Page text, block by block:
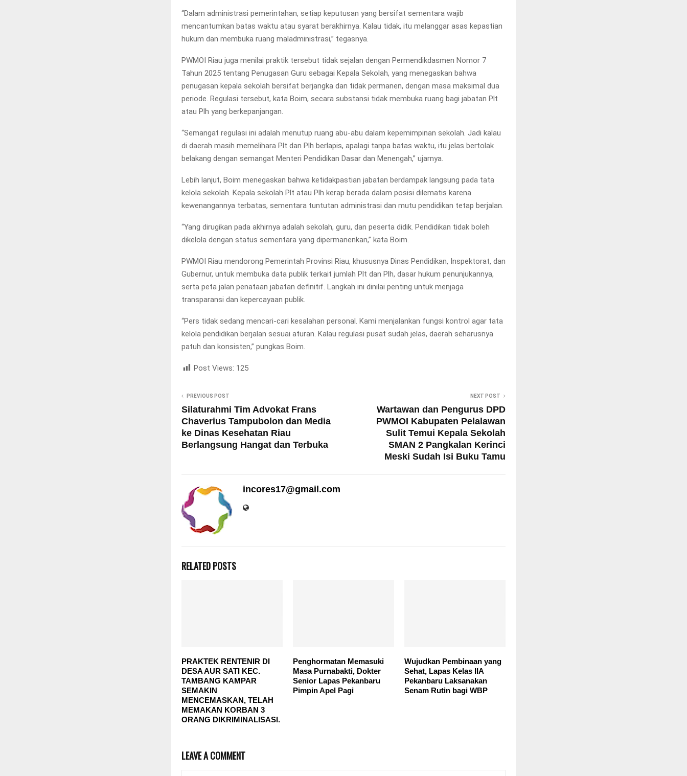
“Dalam administrasi pemerintahan, setiap keputusan yang bersifat sementara wajib
mencantumkan batas waktu atau syarat berakhirnya. Kalau tidak, itu melanggar asas kepastian
hukum dan membuka ruang maladministrasi,” tegasnya.
PWMOI Riau juga menilai praktik tersebut tidak sejalan dengan Permendikdasmen Nomor 7
Tahun 2025 tentang Penugasan Guru sebagai Kepala Sekolah, yang menegaskan bahwa
penugasan kepala sekolah bersifat berjangka dan tidak permanen, dengan masa maksimal dua
periode. Regulasi tersebut, kata Boim, secara substansi tidak membuka ruang bagi jabatan Plt
atau Plh yang berkepanjangan.
“Semangat regulasi ini adalah menutup ruang abu-abu dalam kepemimpinan sekolah. Jadi kalau
di daerah masih memelihara Plt dan Plh berlapis, apalagi tanpa batas waktu, itu jelas bertolak
belakang dengan semangat Menteri Pendidikan Dasar dan Menengah,” ujarnya.
Lebih lanjut, Boim menegaskan bahwa ketidakpastian jabatan berdampak langsung pada tata
kelola sekolah. Kepala sekolah Plt atau Plh kerap berada dalam posisi dilematis karena
kewenangannya terbatas, sementara tuntutan administrasi dan mutu pendidikan tetap berjalan.
“Yang dirugikan pada akhirnya adalah sekolah, guru, dan peserta didik. Pendidikan tidak boleh
dikelola dengan status sementara yang dipermanenkan,” kata Boim.
PWMOI Riau mendorong Pemerintah Provinsi Riau, khususnya Dinas Pendidikan, Inspektorat, dan
Gubernur, untuk membuka data publik terkait jumlah Plt dan Plh, dasar hukum penunjukannya,
serta peta jalan penataan jabatan definitif. Langkah ini dinilai penting untuk menjaga
transparansi dan kepercayaan publik.
“Pers tidak sedang mencari-cari kesalahan personal. Kami menjalankan fungsi kontrol agar tata
kelola pendidikan berjalan sesuai aturan. Kalau regulasi pusat sudah jelas, daerah seharusnya
patuh dan konsisten,” pungkas Boim.
Post Views: 125
PREVIOUS POST
Silaturahmi Tim Advokat Frans
Chaverius Tampubolon dan Media
ke Dinas Kesehatan Riau
Berlangsung Hangat dan Terbuka ‎
NEXT POST
Wartawan dan Pengurus DPD
PWMOI Kabupaten Pelalawan
Sulit Temui Kepala Sekolah
SMAN 2 Pangkalan Kerinci
Meski Sudah Isi Buku Tamu
incores17@gmail.com
RELATED POSTS
PRAKTEK RENTENIR DI
DESA AUR SATI KEC.
TAMBANG KAMPAR
SEMAKIN
MENCEMASKAN, TELAH
MEMAKAN KORBAN 3
ORANG DIKRIMINALISASI.
Penghormatan Memasuki
Masa Purnabakti, Dokter
Senior Lapas Pekanbaru
Pimpin Apel Pagi
Wujudkan Pembinaan yang
Sehat, Lapas Kelas IIA
Pekanbaru Laksanakan
Senam Rutin bagi WBP
LEAVE A COMMENT